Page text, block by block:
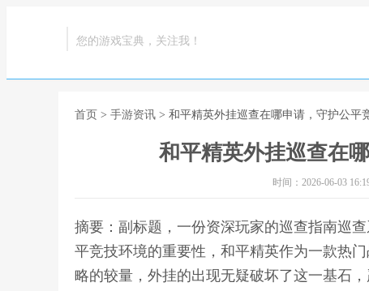
您的游戏宝典，关注我！
首页 > 手游资讯 > 和平精英外挂巡查在哪申请，守护公平
和平精英外挂巡查在
时间：2026-06-03
摘要：副标题，一份资深玩家的巡查指南巡
平竞技环境的重要性，和平精英作为一款热
略的较量，外挂的出现无疑破坏了这一基石